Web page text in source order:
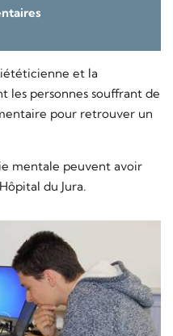
et la
les personnes souffrant de
pour retrouver un
mentale peuvent avoir
du Jura.